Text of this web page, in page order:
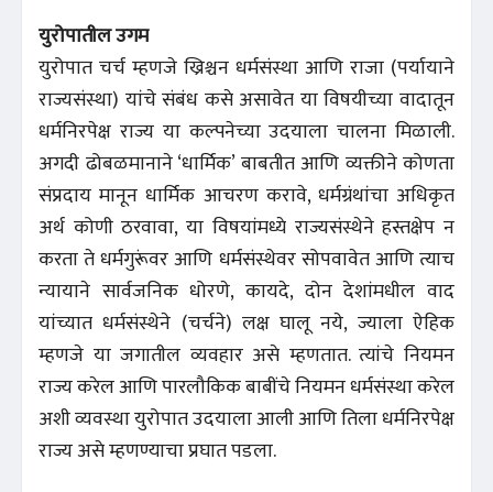
युरोपातील उगम
युरोपात चर्च म्हणजे ख्रिश्चन धर्मसंस्था आणि राजा (पर्यायाने
राज्यसंस्था) यांचे संबंध कसे असावेत या विषयीच्या वादातून
धर्मनिरपेक्ष राज्य या कल्पनेच्या उदयाला चालना मिळाली.
अगदी ढोबळमानाने ‘धार्मिक’ बाबतीत आणि व्यक्तीने कोणता
संप्रदाय मानून धार्मिक आचरण करावे, धर्मग्रंथांचा अधिकृत
अर्थ कोणी ठरवावा, या विषयांमध्ये राज्यसंस्थेने हस्तक्षेप न
करता ते धर्मगुरूंवर आणि धर्मसंस्थेवर सोपवावेत आणि त्याच
न्यायाने सार्वजनिक धोरणे, कायदे, दोन देशांमधील वाद
यांच्यात धर्मसंस्थेने (चर्चने) लक्ष घालू नये, ज्याला ऐहिक
म्हणजे या जगातील व्यवहार असे म्हणतात. त्यांचे नियमन
राज्य करेल आणि पारलौकिक बाबींचे नियमन धर्मसंस्था करेल
अशी व्यवस्था युरोपात उदयाला आली आणि तिला धर्मनिरपेक्ष
राज्य असे म्हणण्याचा प्रघात पडला.